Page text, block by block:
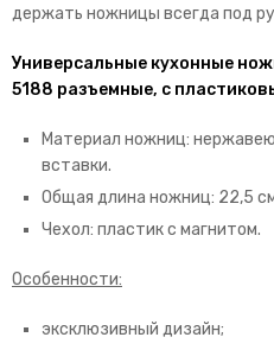
держать ножницы всегда под
Универсальные кухонные
5188 разъемные, с
Материал ножниц:
вставки.
Общая длина ножниц: 22,5
Чехол: пластик с магнитом.
Особенности:
эксклюзивный дизайн;